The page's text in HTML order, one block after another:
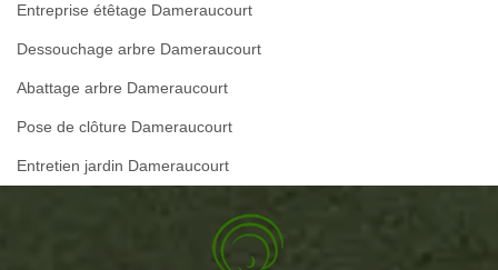
Entreprise étêtage Dameraucourt
Dessouchage arbre Dameraucourt
Abattage arbre Dameraucourt
Pose de clôture Dameraucourt
Entretien jardin Dameraucourt